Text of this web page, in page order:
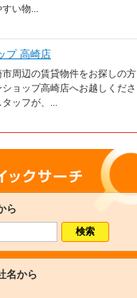
い物...
プ 高崎店
周辺の賃貸物件をお探しの方
ョップ高崎店へお越しくださ
ッフが、...
サーチ
ら
名から